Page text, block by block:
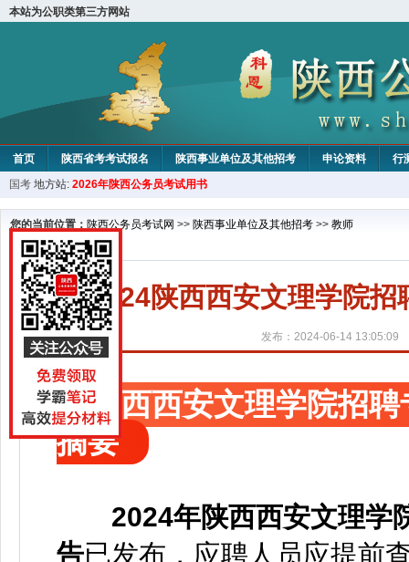
本站为公职类第三方网站
首页 陕西省考考试报名 陕西事业单位及其他招考 申论资料
行
国考 地方站: 2026年陕西公务员考试用书
您的当前位置： 陕西公务员考试网 >> 陕西事业单位及其他招考 >> 教师
2024陕西西安文理学院
发布：2024-06-14 13:05:09
陕西西安文理学院招
摘要
2024年陕西西安文理学
告已发布，应聘人员应提前